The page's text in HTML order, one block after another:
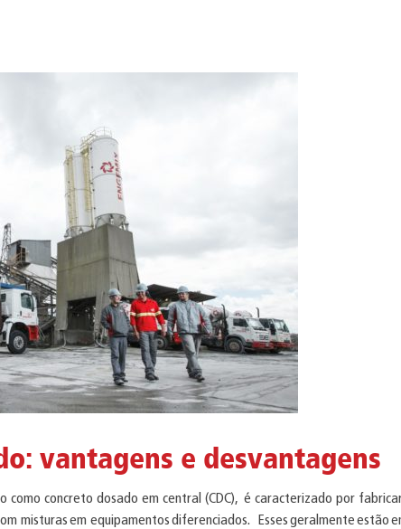
vantagens e desvantagens
como concreto dosado em central (CDC), é caracterizado por
misturas em equipamentos diferenciados. Esses geralmente estão